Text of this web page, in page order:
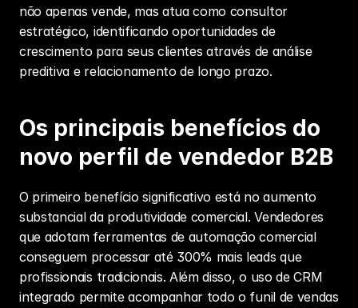
não apenas vende, mas atua como consultor
estratégico, identificando oportunidades de
crescimento para seus clientes através de análise
preditiva e relacionamento de longo prazo.
Os principais benefícios do
novo perfil de vendedor B2B
O primeiro benefício significativo está no aumento
substancial da produtividade comercial. Vendedores
que adotam ferramentas de automação comercial
conseguem processar até 300% mais leads que
profissionais tradicionais. Além disso, o uso de CRM
integrado permite acompanhar todo o funil de vendas